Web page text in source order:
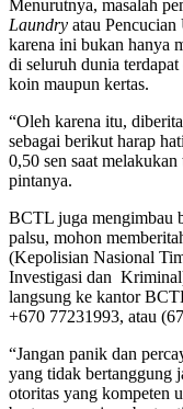
Menurutnya, masalah
Laundry atau
karena ini bukan hanya
di seluruh dunia
koin maupun kertas.
“Oleh karena itu,
sebagai berikut harap
0,50 sen saat
pintanya.
BCTL juga mengimbau
palsu, mohon
(Kepolisian Nasional
Investigasi dan
langsung ke kantor
+670 77231993, atau
“Jangan panik dan
yang tidak bertanggung
otoritas yang kompeten